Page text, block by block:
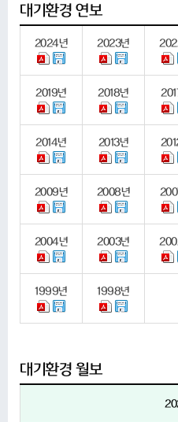
대기환경 연보
2024년 2023년
2019년 2018년
2014년 2013년
2009년 2008년
2004년 2003년
1999년 1998년
대기환경 월보